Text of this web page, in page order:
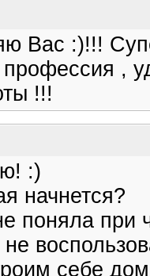
Вас :)!!!
,
!!!
:)
начнется?
поняла при
не
себе